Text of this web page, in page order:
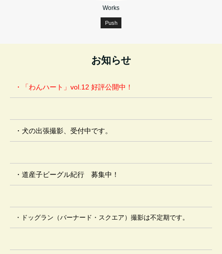
Works
Push
お知らせ
・ 「わんハート」vol.12 好評公開中！
・ 犬の出張撮影、受付中です。
・ 道産子ビーグル紀行 募集中 ！
・ ドッグラン（バーナード・スクエア）撮影は不定期です。